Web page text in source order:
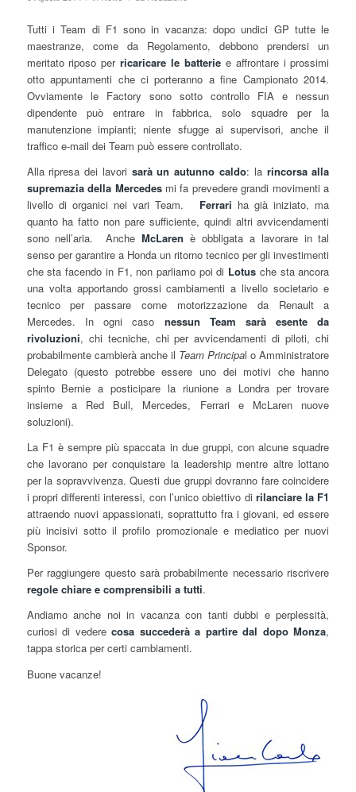
Tutti i Team di F1 sono in vacanza: dopo undici GP tutte le
maestranze, come da Regolamento, debbono prendersi un
meritato riposo perricaricare le batteriee affrontare i prossimi
otto appuntamenti che ci porteranno a fine Campionato 2014.
Ovviamente le Factory sono sotto controllo FIA e nessun
dipendente può entrare in fabbrica, solo squadre per la
manutenzione impianti; niente sfugge ai supervisori, anche il
traffico e-mail dei Team può essere controllato.
Alla ripresa dei lavori sarà un autunno caldo: la rincorsa alla
supremazia della Mercedesmi fa prevedere grandi movimenti a
livello di organici nei vari Team. Ferrari ha già iniziato, ma
quanto ha fatto non pare sufficiente, quindi altri avvicendamenti
sono nell’aria. AncheMcLaren è obbligata a lavorare in tal
senso per garantire a Honda un ritorno tecnico per gli investimenti
che sta facendo in F1, non parliamo poi di Lotus che sta ancora
una volta apportando grossi cambiamenti a livello societario e
tecnico per passare come motorizzazione da Renault a
Mercedes. In ogni caso nessun Team sarà esente da
rivoluzioni, chi tecniche, chi per avvicendamenti di piloti, chi
probabilmente cambierà anche il Team Principal o Amministratore
Delegato (questo potrebbe essere uno dei motivi che hanno
spinto Bernie a posticipare la riunione a Londra per trovare
insieme a Red Bull, Mercedes, Ferrari e McLaren nuove
soluzioni).
La F1 è sempre più spaccata in due gruppi, con alcune squadre
che lavorano per conquistare la leadership mentre altre lottano
per la sopravvivenza. Questi due gruppi dovranno fare coincidere
i propri differenti interessi, con l’unico obiettivo di rilanciare la F1
attraendo nuovi appassionati, soprattutto fra i giovani, ed essere
più incisivi sotto il profilo promozionale e mediatico per nuovi
Sponsor.
Per raggiungere questo sarà probabilmente necessario riscrivere
regole chiare e comprensibili a tutti.
Andiamo anche noi in vacanza con tanti dubbi e perplessità,
curiosi di vederecosa succederà a partire dal dopo Monza,
tappa storica per certi cambiamenti.
Buone vacanze!